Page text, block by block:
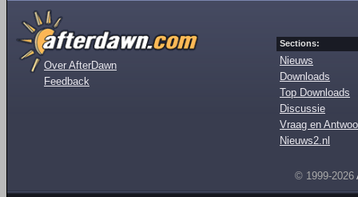
Over AfterDawn
Feedback
Sections:
Nieuws
Downloads
Top Downloads
Discussie
Vraag en
Nieuws2.nl
© 1999-2026